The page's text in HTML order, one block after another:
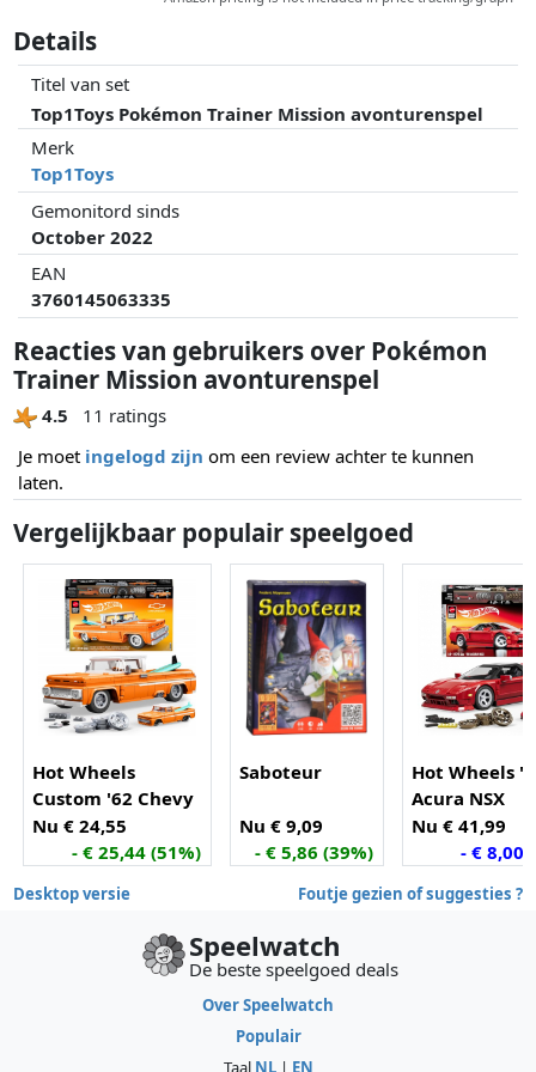
Details
Titel van set
Top1Toys Pokémon Trainer Mission avonturenspel
Merk
Top1Toys
Gemonitord sinds
October 2022
EAN
3760145063335
Reacties van gebruikers over Pokémon
Trainer Mission avonturenspel
4.5
11 ratings
Je moet ingelogd zijn om een review achter te kunnen
laten.
Vergelijkbaar populair speelgoed
Hot Wheels
Custom '62 Chevy
Pickup
Nu € 24,55
- € 25,44 (51%)
Saboteur
Nu € 9,09
- € 5,86 (39%)
Hot Wheels
Acura NSX
Nu € 41,99
- € 8,00
Desktop versie Foutje gezien of suggesties ?
Speelwatch
De beste speelgoed deals
Over Speelwatch
Populair
Taal NL| EN